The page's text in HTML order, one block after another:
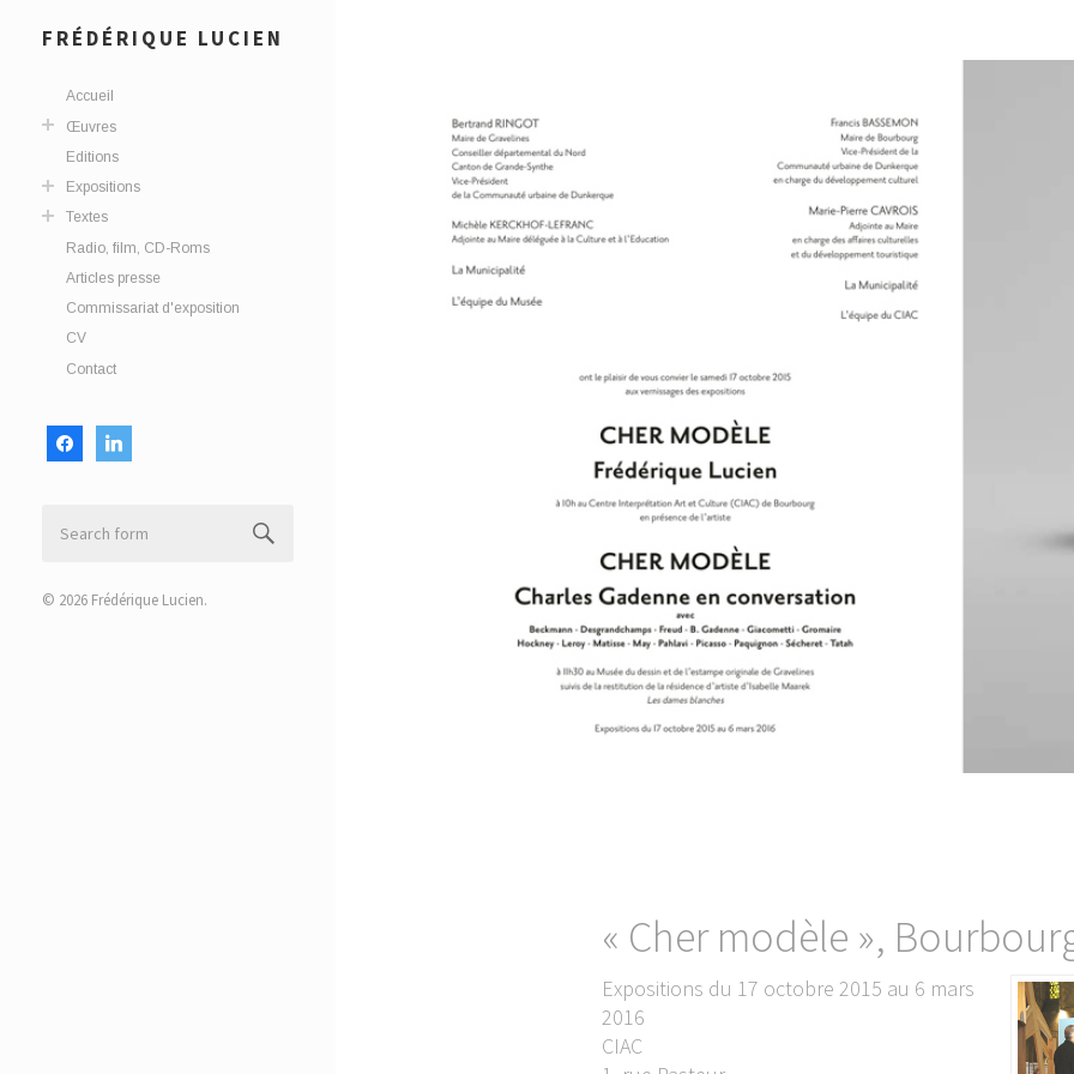
FRÉDÉRIQUE LUCIEN
Accueil
Œuvres
Editions
Expositions
Textes
Radio, film, CD-Roms
Articles presse
Commissariat d'exposition
CV
Contact
facebooklinkedin
© 2026 Frédérique Lucien.
« Cher modèle »,
Expositions du 17 octobre 2015 au 6 mars
2016
CIAC